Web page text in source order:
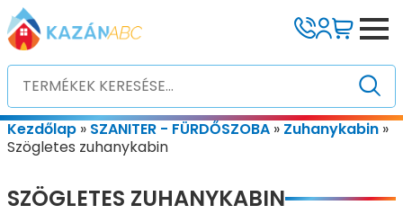
Kezdőlap » SZANITER - FÜRDŐSZOBA » Zuhanykabin »
Szögletes zuhanykabin
SZÖGLETES ZUHANYKABIN